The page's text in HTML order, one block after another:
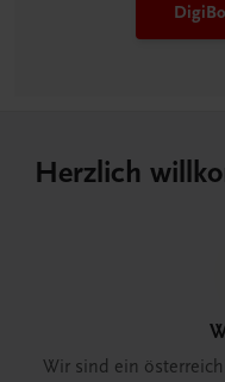
Herzlich
Wir sind ein